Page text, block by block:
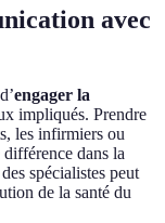
avec
engager la
impliqués. Prendre
les infirmiers ou
dans la
spécialistes peut
de la santé du